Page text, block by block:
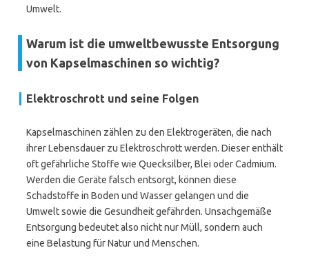
Umwelt.
Warum ist die umweltbewusste Entsorgung
von Kapselmaschinen so wichtig?
Elektroschrott und seine Folgen
Kapselmaschinen zählen zu den Elektrogeräten, die nach
ihrer Lebensdauer zu Elektroschrott werden. Dieser enthält
oft gefährliche Stoffe wie Quecksilber, Blei oder Cadmium.
Werden die Geräte falsch entsorgt, können diese
Schadstoffe in Boden und Wasser gelangen und die
Umwelt sowie die Gesundheit gefährden. Unsachgemäße
Entsorgung bedeutet also nicht nur Müll, sondern auch
eine Belastung für Natur und Menschen.